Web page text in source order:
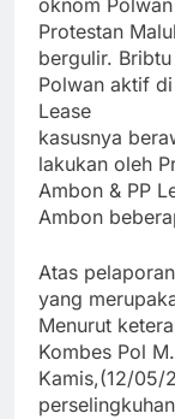
oknom
Protestan
bergulir.
Polwan aktif
Lease
kasusnya
lakukan oleh
Ambon & PP
Ambon
Atas
yang
Menurut
Kombes Pol
Kamis,(12/05/